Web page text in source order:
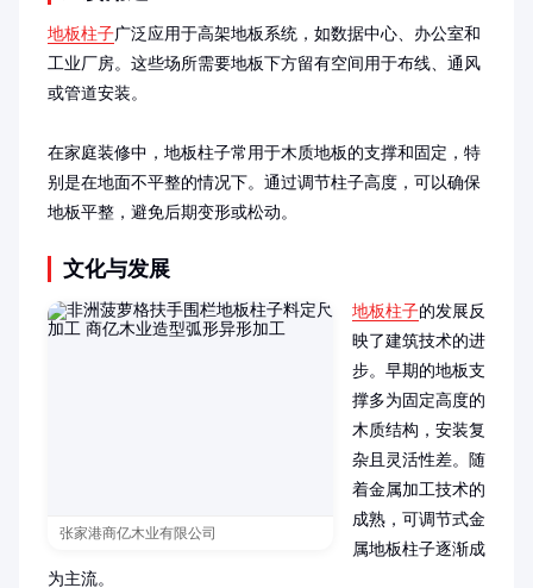
地板柱子广泛应用于高架地板系统，如数据中心、办公室和
工业厂房。这些场所需要地板下方留有空间用于布线、通风
或管道安装。
在家庭装修中，地板柱子常用于木质地板的支撑和固定，特
别是在地面不平整的情况下。通过调节柱子高度，可以确保
地板平整，避免后期变形或松动。
文化与发展
张家港商亿木业有限公司
地板柱子的发展反
映了建筑技术的进
步。早期的地板支
撑多为固定高度的
木质结构，安装复
杂且灵活性差。随
着金属加工技术的
成熟，可调节式金
属地板柱子逐渐成
为主流。